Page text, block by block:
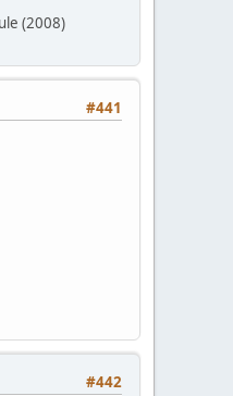
(2008)
#441
#442